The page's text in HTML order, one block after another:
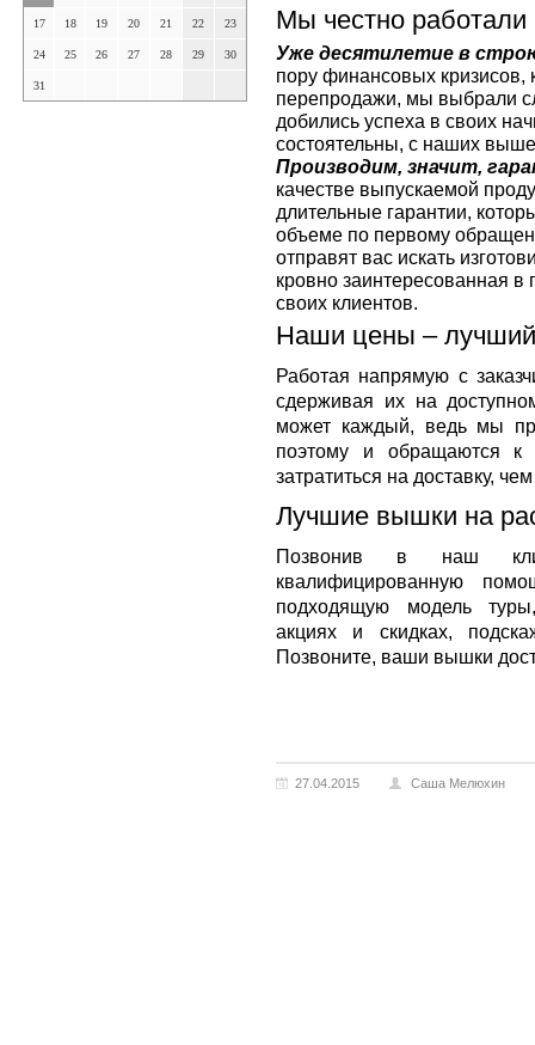
17 18 19 20 21 22 23
24 25 26 27 28 29 30
31
Мы честно работали
Уже десятилетие в
пору финансовых кризисов,
перепродажи, мы выбрали
добились успеха в своих
состоятельны, с наших
Производим, значит,
качестве выпускаемой
длительные гарантии,
объеме по первому
отправят вас искать
кровно заинтересованная
своих клиентов.
Наши цены –
Работая напрямую с
сдерживая их на
может каждый, ведь мы
поэтому и обращаются к
затратиться на доставку,
Лучшие вышки на
Позвонив в наш
квалифицированную
подходящую модель
акциях и скидках,
Позвоните, ваши вышки
27.04.2015 Саша Мелюхин